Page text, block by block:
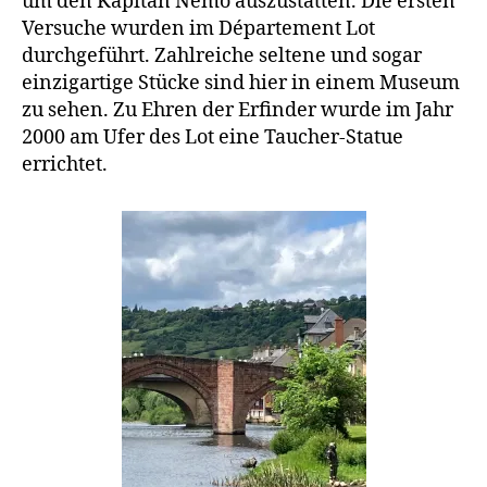
Versuche wurden im Département Lot
durchgeführt. Zahlreiche seltene und sogar
einzigartige Stücke sind hier in einem Museum
zu sehen. Zu Ehren der Erfinder wurde im Jahr
2000 am Ufer des Lot eine Taucher-Statue
errichtet.